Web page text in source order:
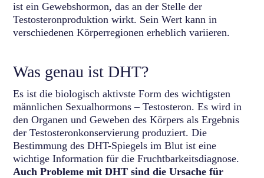
ist ein Gewebshormon, das an der Stelle der
Testosteronproduktion wirkt. Sein Wert kann in
verschiedenen Körperregionen erheblich variieren.
Was genau ist DHT?
Es ist die biologisch aktivste Form des wichtigsten
männlichen Sexualhormons – Testosteron. Es wird in
den Organen und Geweben des Körpers als Ergebnis
der Testosteronkonservierung produziert. Die
Bestimmung des DHT-Spiegels im Blut ist eine
wichtige Information für die Fruchtbarkeitsdiagnose.
Auch Probleme mit DHT sind die Ursache für